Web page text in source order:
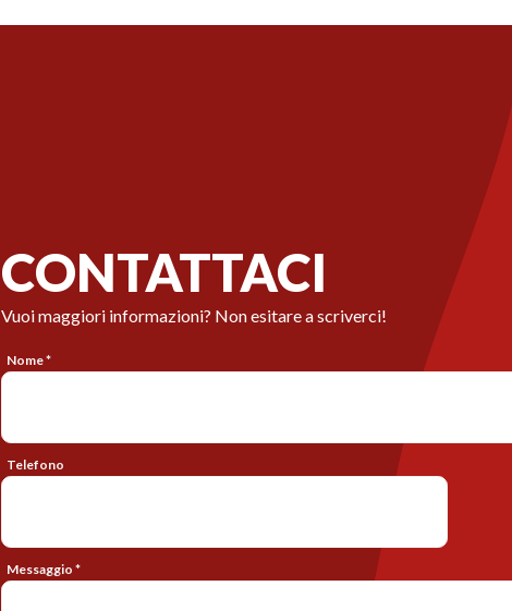
CONTATTACI
Vuoi maggiori informazioni? Non esitare a scriverci!
Nome *
Telefono
Messaggio *